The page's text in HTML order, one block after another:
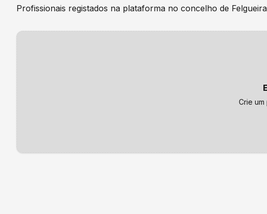
Profissionais registados na plataforma no concelho de
Crie